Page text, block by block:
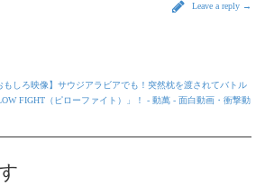
Leave a reply →
もしろ映像】サウジアラビアでも！突然枕を渡されてバトル
FIGHT（ピローファイト）」！ - 動萬 - 面白動画・衝撃動